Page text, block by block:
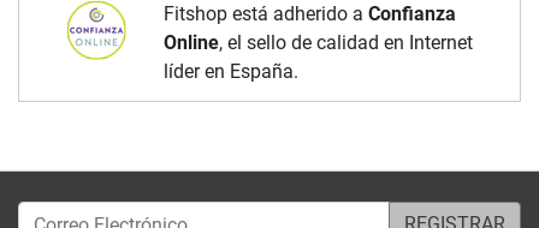
Fitshop está adherido a Confianza
Online, el sello de calidad en Internet
líder en España.
Correo Electrónico